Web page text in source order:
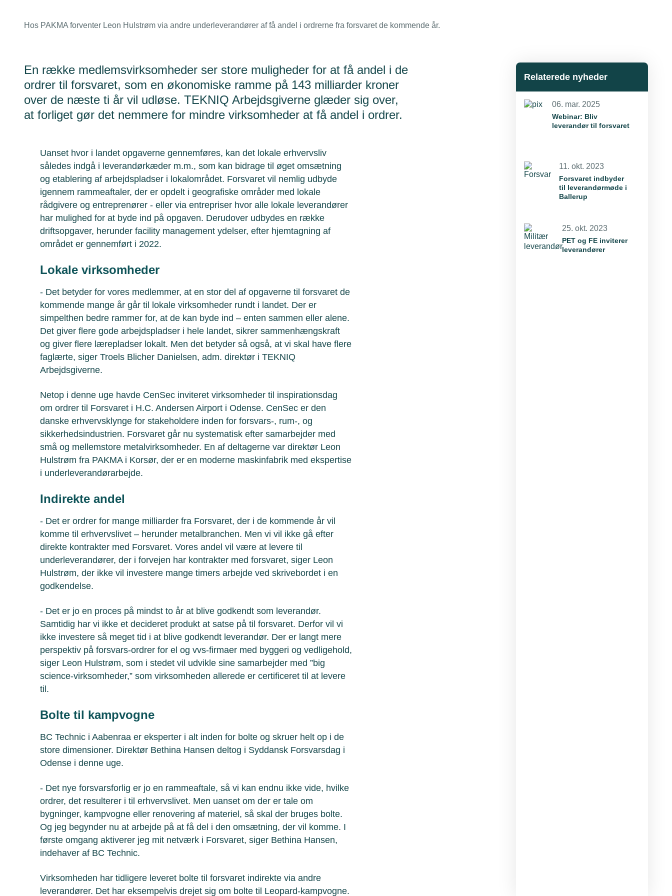
Hos PAKMA forventer Leon Hulstrøm via andre underleverandører af få andel i ordrerne fra forsvaret de kommende år.
En række medlemsvirksomheder ser store muligheder for at få andel i de
ordrer til forsvaret, som en økonomiske ramme på 143 milliarder kroner
over de næste ti år vil udløse. TEKNIQ Arbejdsgiverne glæder sig over,
at forliget gør det nemmere for mindre virksomheder at få andel i ordrer.
Uanset hvor i landet opgaverne gennemføres, kan det lokale erhvervsliv
således indgå i leverandørkæder m.m., som kan bidrage til øget omsætning
og etablering af arbejdspladser i lokalområdet. Forsvaret vil nemlig udbyde
igennem rammeaftaler, der er opdelt i geografiske områder med lokale
rådgivere og entreprenører - eller via entrepriser hvor alle lokale leverandører
har mulighed for at byde ind på opgaven. Derudover udbydes en række
driftsopgaver, herunder facility management ydelser, efter hjemtagning af
området er gennemført i 2022.
Lokale virksomheder
- Det betyder for vores medlemmer, at en stor del af opgaverne til forsvaret de
kommende mange år går til lokale virksomheder rundt i landet. Der er
simpelthen bedre rammer for, at de kan byde ind – enten sammen eller alene.
Det giver flere gode arbejdspladser i hele landet, sikrer sammenhængskraft
og giver flere lærepladser lokalt. Men det betyder så også, at vi skal have flere
faglærte, siger Troels Blicher Danielsen, adm. direktør i TEKNIQ
Arbejdsgiverne.
Netop i denne uge havde CenSec inviteret virksomheder til inspirationsdag
om ordrer til Forsvaret i H.C. Andersen Airport i Odense. CenSec er den
danske erhvervsklynge for stakeholdere inden for forsvars-, rum-, og
sikkerhedsindustrien. Forsvaret går nu systematisk efter samarbejder med
små og mellemstore metalvirksomheder. En af deltagerne var direktør Leon
Hulstrøm fra PAKMA i Korsør, der er en moderne maskinfabrik med ekspertise
i underleverandørarbejde.
Indirekte andel
- Det er ordrer for mange milliarder fra Forsvaret, der i de kommende år vil
komme til erhvervslivet – herunder metalbranchen. Men vi vil ikke gå efter
direkte kontrakter med Forsvaret. Vores andel vil være at levere til
underleverandører, der i forvejen har kontrakter med forsvaret, siger Leon
Hulstrøm, der ikke vil investere mange timers arbejde ved skrivebordet i en
godkendelse.
- Det er jo en proces på mindst to år at blive godkendt som leverandør.
Samtidig har vi ikke et decideret produkt at satse på til forsvaret. Derfor vil vi
ikke investere så meget tid i at blive godkendt leverandør. Der er langt mere
perspektiv på forsvars-ordrer for el og vvs-firmaer med byggeri og vedligehold,
siger Leon Hulstrøm, som i stedet vil udvikle sine samarbejder med ”big
science-virksomheder,” som virksomheden allerede er certificeret til at levere
til.
Bolte til kampvogne
BC Technic i Aabenraa er eksperter i alt inden for bolte og skruer helt op i de
store dimensioner. Direktør Bethina Hansen deltog i Syddansk Forsvarsdag i
Odense i denne uge.
- Det nye forsvarsforlig er jo en rammeaftale, så vi kan endnu ikke vide, hvilke
ordrer, det resulterer i til erhvervslivet. Men uanset om der er tale om
bygninger, kampvogne eller renovering af materiel, så skal der bruges bolte.
Og jeg begynder nu at arbejde på at få del i den omsætning, der vil komme. I
første omgang aktiverer jeg mit netværk i Forsvaret, siger Bethina Hansen,
indehaver af BC Technic.
Virksomheden har tidligere leveret bolte til forsvaret indirekte via andre
leverandører. Det har eksempelvis drejet sig om bolte til Leopard-kampvogne.
Relaterede nyheder
06. mar. 2025
Webinar: Bliv
leverandør til forsvaret
11. okt. 2023
Forsvaret indbyder
til leverandørmøde i
Ballerup
25. okt. 2023
PET og FE inviterer
leverandører